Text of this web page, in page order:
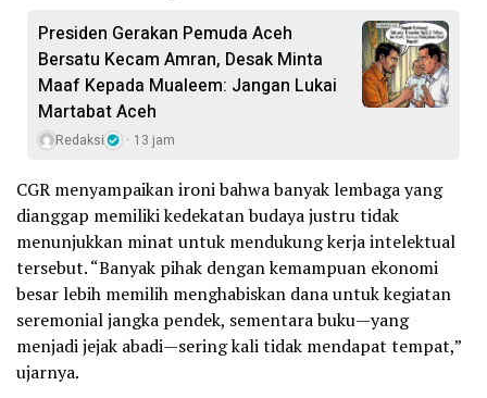
Presiden Gerakan Pemuda Aceh
Bersatu Kecam Amran, Desak Minta
Maaf Kepada Mualeem: Jangan Lukai
Martabat Aceh
Redaksi 13 jam
CGR menyampaikan ironi bahwa banyak lembaga yang
dianggap memiliki kedekatan budaya justru tidak
menunjukkan minat untuk mendukung kerja intelektual
tersebut. “Banyak pihak dengan kemampuan ekonomi
besar lebih memilih menghabiskan dana untuk kegiatan
seremonial jangka pendek, sementara buku—yang
menjadi jejak abadi—sering kali tidak mendapat tempat,”
ujarnya.